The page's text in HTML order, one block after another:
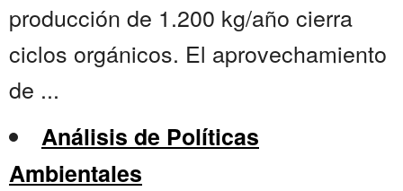
producción de 1.200 kg/año cierra
ciclos orgánicos. El aprovechamiento
de ...
Análisis de Políticas
Ambientales